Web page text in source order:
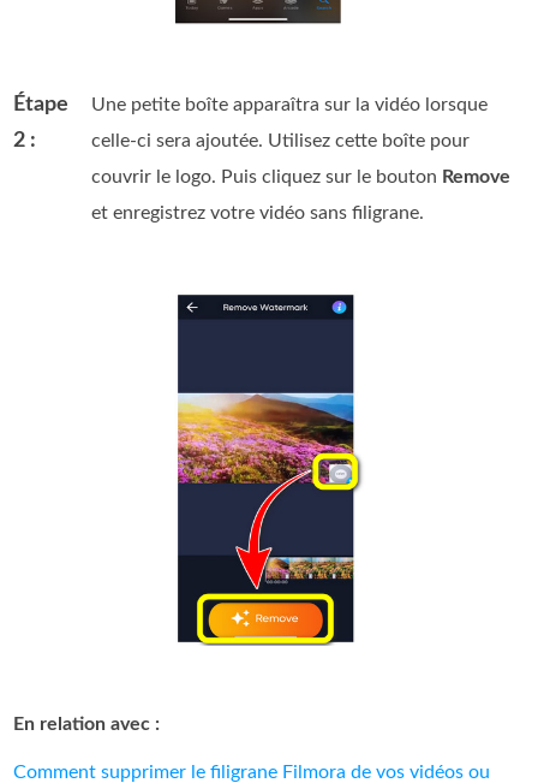
Étape
2 :
Une petite boîte apparaîtra sur la vidéo lorsque
celle‑ci sera ajoutée. Utilisez cette boîte pour
couvrir le logo. Puis cliquez sur le bouton Remove
et enregistrez votre vidéo sans filigrane.
En relation avec :
Comment supprimer le filigrane Filmora de vos vidéos ou